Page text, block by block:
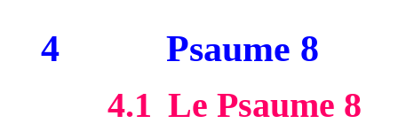
4 Psaume 8
4.1 Le Psaume 8